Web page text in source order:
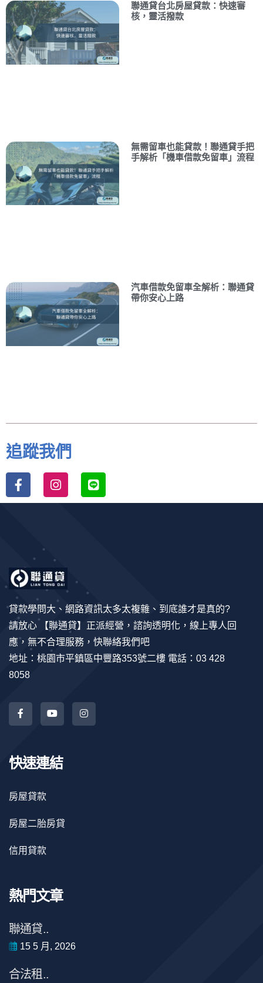
聯通貸台北房屋貸款：快速審
核，靈活撥款
無需留車也能貸款！聯通貸手把
手解析「機車借款免留車」流程
汽車借款免留車全解析：聯通貸
帶你安心上路
追蹤我們
貸款學問大、網路資訊太多太複雜、到底誰才是真的?
請放心 【聯通貸】正派經營，諮詢透明化，線上專人回
應，無不合理服務，快聯絡我們吧
地址：桃園市平鎮區中豐路353號二樓 電話：03 428
8058
快速連結
房屋貸款
房屋二胎房貸
信用貸款
熱門文章
聯通貸..
15 5 月, 2026
合法租..